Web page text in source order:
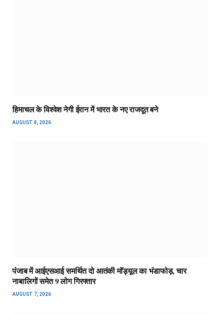
हिमाचल के विश्वेश नेगी ईरान में भारत के नए राजदूत बने
AUGUST 8, 2026
पंजाब में आईएसआई समर्थित दो आतंकी मॉड्यूल का भंडाफोड़, चार
नाबालिगों समेत 9 लोग गिरफ्तार
AUGUST 7, 2026